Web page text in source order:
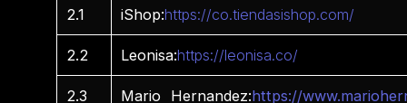
2.1 iShop:https://co.tiendasishop.com/
2.2 Leonisa:https://leonisa.co/
2.3 Mario Hernandez:https://